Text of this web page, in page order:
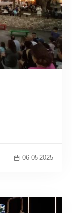
06-05-2025